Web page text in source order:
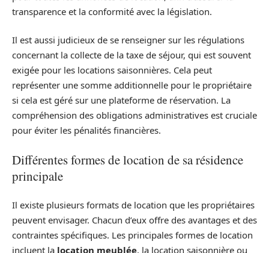
transparence et la conformité avec la législation.
Il est aussi judicieux de se renseigner sur les régulations
concernant la collecte de la taxe de séjour, qui est souvent
exigée pour les locations saisonnières. Cela peut
représenter une somme additionnelle pour le propriétaire
si cela est géré sur une plateforme de réservation. La
compréhension des obligations administratives est cruciale
pour éviter les pénalités financières.
Différentes formes de location de sa résidence
principale
Il existe plusieurs formats de location que les propriétaires
peuvent envisager. Chacun d’eux offre des avantages et des
contraintes spécifiques. Les principales formes de location
incluent la location meublée, la location saisonnière ou